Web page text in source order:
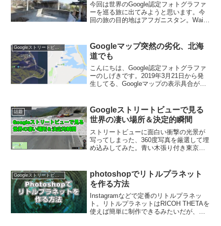
今回は世界のGoogle認定フォトグラファ
ーを巡る旅に出てみようと思います。今
回の旅の目的地はアフガニスタン。Wais
いい。アフガニスタンの場所を確認
WaisY...
Googleストリートビュー
Googleマップ突然の劣化、北海
道でも
こんにちは、Google認定フォトグラファ
ーのしげきです。2019年3月21日から発
生してる、Googleマップの表示具合が波
ビューアプリではログインできなかった
り、...
話題
Googleストリートビューで見る
世界の凄い場所＆決定的瞬間
ストリートビューに面白い衝撃の光景が
写ってしまった、360度写真を厳選して埋
め込みしてみた。青い木張り付き東京赤
出現したクローンおじさんスーパーの駐
車場にたたずむ謎の女...
photoshopでリトルプラネット
を作る方法
Instagramなどで定番のリトルプラネッ
ト。リトルプラネットはRICOH THETAを
使えば簡単に制作できるみたいだが、今